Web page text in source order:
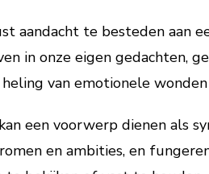
aandacht te besteden aan
in onze eigen gedachten,
van emotionele
een voorwerp dienen als
en ambities, en